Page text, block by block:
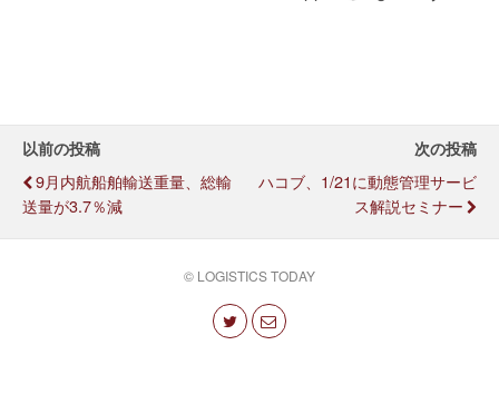
以前の投稿
9月内航船舶輸送重量、総輸
送量が3.7％減
次の投稿
ハコブ、1/21に動態管理サービ
ス解説セミナー
© LOGISTICS TODAY